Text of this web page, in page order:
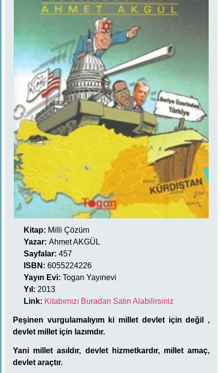
Kitap: Milli Çözüm
Yazar: Ahmet AKGÜL
Sayfalar: 457
ISBN: 6055224226
Yayın Evi: Togan Yayınevi
Yıl: 2013
Link: Kitabımızı Buradan Satın Alabilirsiniz
Peşinen vurgulamalıyım ki millet devlet için değil ,
devlet millet için lazımdır.
Yani millet asıldır, devlet hizmetkardır, millet amaç,
devlet araçtır.